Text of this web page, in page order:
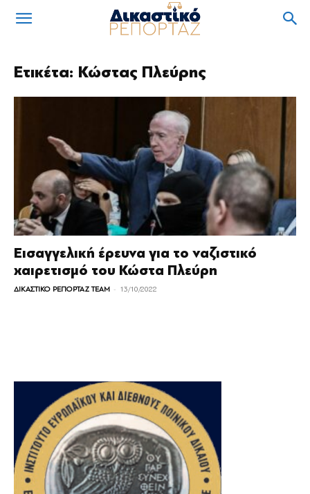
Ετικέτα: Κώστας Πλεύρης
Εισαγγελική έρευνα για το ναζιστικό
χαιρετισμό του Κώστα Πλεύρη
ΔΙΚΑΣΤΙΚΟ ΡΕΠΟΡΤΑΖ TEAM - 13/10/2022